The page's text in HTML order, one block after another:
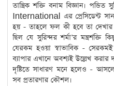
তান্ত্রিক শক্তি বনাম বিজ্ঞান।
International এর প্রেসিডেন্ট
হয় - তাহলে ফল কী হবে তা
ছিল যে সুরিন্দর শর্মা’র মন্ত্রশক্তি
যেরকম হওয়া স্বাভাবিক -
ব্যাপার এখানে অবশ্যই উল্লেখ
দৃষ্টিতে সাধারণ মনে হলেও -
সব প্রতারণার কৌশল।